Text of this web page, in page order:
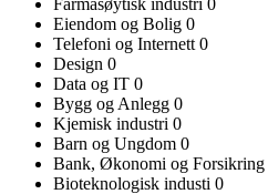
Eiendom og Bolig 0
Telefoni og Internett 0
Design 0
Data og IT 0
Bygg og Anlegg 0
Kjemisk industri 0
Barn og Ungdom 0
Bank, Økonomi og Forsikring
Bioteknologisk industi 0